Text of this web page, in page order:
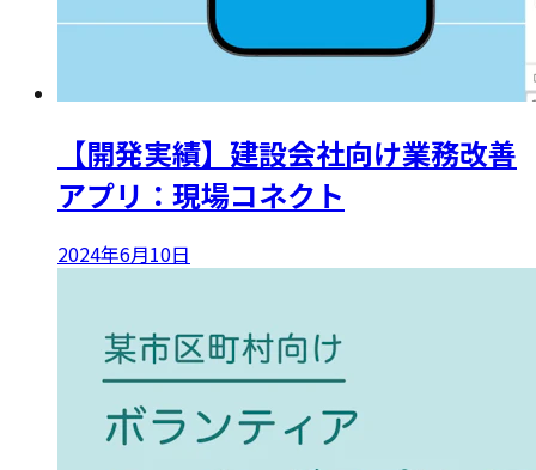
【開発実績】建設会社向け業務改善
アプリ：現場コネクト
2024年6月10日